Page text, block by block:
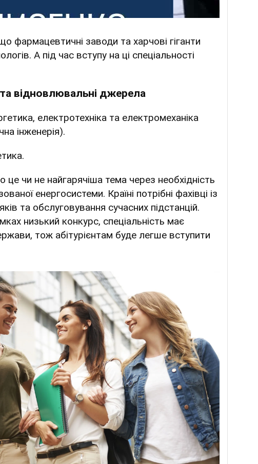
фармацевтичні заводи та харчові гіганти
А під час вступу на ці спеціальності
відновлювальні джерела
електротехніка та електромеханіка
інженерія).
це чи не найгарячіша тема через необхідність
енергосистеми. Країні потрібні фахівці із
та обслуговування сучасних підстанцій.
низький конкурс, спеціальність має
тож абітурієнтам буде легше вступити